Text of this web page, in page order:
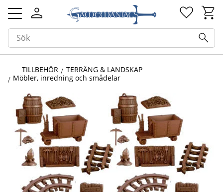
Meny
TILLBEHÖR
TERRÄNG & LANDSKAP
Möbler, inredning och smådelar